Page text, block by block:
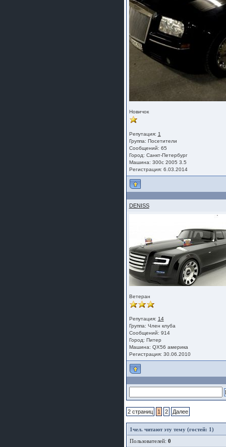
Новичок
Репутация: 1
Группа: Посетители
Сообщений: 65
Город: Санкт-Петербург
Машина: 300c 2005 3.5
Регистрация: 6.03.2014
DENISS
Ветеран
Репутация: 14
Группа: Член клуба
Сообщений: 914
Город: Питер
Машина: QX56 америка
Регистрация: 30.06.2010
2 страниц 1 2 Далее
1чел. читают эту тему (гостей: 1)
Пользователей: 0